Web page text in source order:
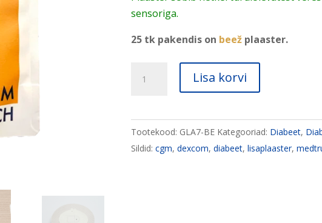
sensoriga.
25 tk pakendis on beežplaaster.
Dexcom
kinnitamiseks
11
x
Lisa korvi
Tootekood: GLA7-BE Kategooriad: Diabeet,
Sildid: cgm, dexcom, diabeet, lisaplaaster,